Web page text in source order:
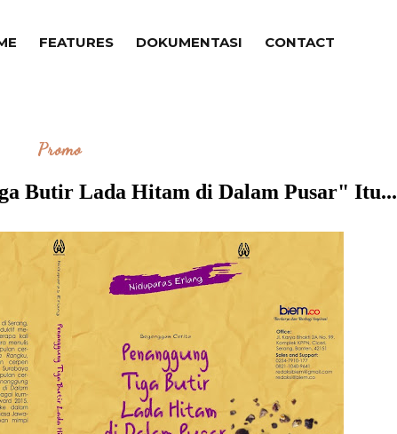
FEATURES DOKUMENTASI CONTACT
Promo
Butir Lada Hitam di Dalam Pusar" Itu...